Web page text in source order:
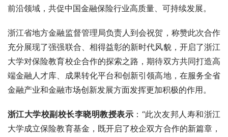
前沿领域，共促中国金融保险行业高质量、可持续发展。
浙江省地方金融监督管理局负责人到会祝贺，称赞此次合作
充分展现了强强联合、相得益彰的新时代风貌，开启了浙江
大学对保险教育校企合作的探索之路，期待双方共同打造高
端金融人才库、成果转化平台和创新引领高地，在服务全省
金融产业和金融市场创新发展方面发挥更加积极的作用。
浙江大学校副校长李晓明教授表示 ：“此次友邦人寿和浙江
大学成立保险教育基金，既开启了校企双方合作的新篇章，